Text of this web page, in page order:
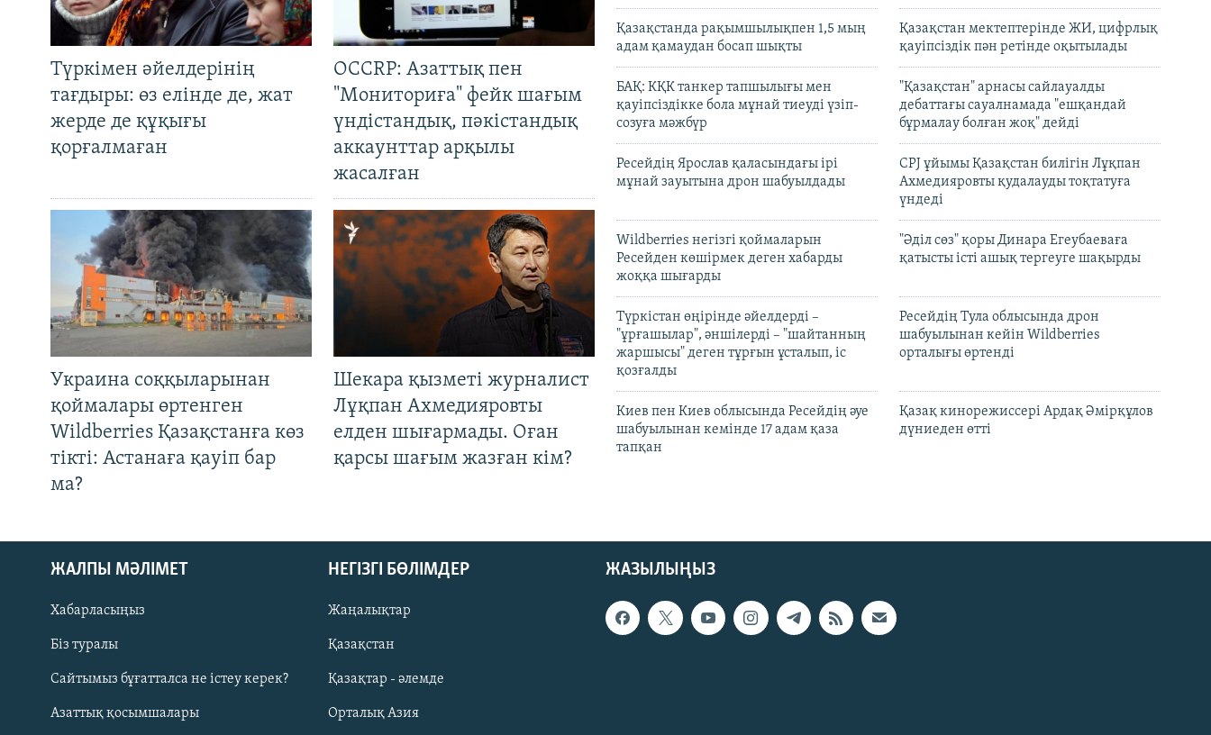
Русский
ЖАЗЫЛЫҢЫЗ
Түркімен әйелдерінің
тағдыры: өз елінде де, жат
жерде де құқығы
қорғалмаған
OCCRP: Азаттық пен
"Мониториға" фейк шағым
үндістандық, пәкістандық
аккаунттар арқылы
жасалған
Украина соққыларынан
қоймалары өртенген
Wildberries Қазақстанға көз
тікті: Астанаға қауіп бар
ма?
Шекара қызметі журналист
Лұқпан Ахмедияровты
елден шығармады. Оған
қарсы шағым жазған кім?
Қазақстанда рақымшылықпен 1,5 мың
адам қамаудан босап шықты
Қазақстан мектептерінде ЖИ, цифрлық
қауіпсіздік пән ретінде оқытылады
БАҚ: КҚК танкер тапшылығы мен
қауіпсіздікке бола мұнай тиеуді үзіп-
созуға мәжбүр
"Қазақстан" арнасы сайлауалды
дебаттағы сауалнамада "ешқандай
бұрмалау болған жоқ" дейді
Ресейдің Ярослав қаласындағы ірі
мұнай зауытына дрон шабуылдады
CPJ ұйымы Қазақстан билігін Лұқпан
Ахмедияровты қудалауды тоқтатуға
үндеді
Wildberries негізгі қоймаларын
Ресейден көшірмек деген хабарды
жоққа шығарды
"Әділ сөз" қоры Динара Егеубаеваға
қатысты істі ашық тергеуге шақырды
Түркістан өңірінде әйелдерді –
"ұрғашылар", әншілерді – "шайтанның
жаршысы" деген тұрғын ұсталып, іс
қозғалды
Ресейдің Тула облысында дрон
шабуылынан кейін Wildberries
орталығы өртенді
Киев пен Киев облысында Ресейдің әуе
шабуылынан кемінде 17 адам қаза
тапқан
Қазақ кинорежиссері Ардақ Әмірқұлов
дүниеден өтті
ЖАЗЫЛЫҢЫЗ
ЖАЛПЫ МӘЛІМЕТ
Хабарласыңыз
Біз туралы
Сайтымыз бұғатталса не істеу керек?
Азаттық қосымшалары
НЕГІЗГІ БӨЛІМДЕР
Жаңалықтар
Қазақстан
Қазақтар - әлемде
Орталық Азия